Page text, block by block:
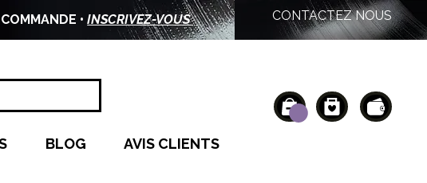
•INSCRIVEZ-VOUS CONTACTEZ NOUS
BLOG AVIS CLIENTS